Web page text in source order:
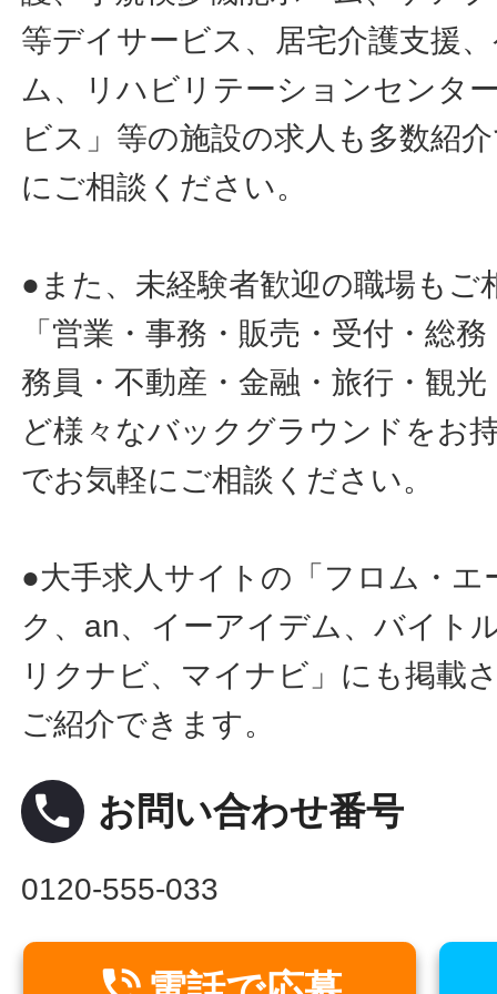
等デイサービス、居宅介護支援
ム、リハビリテーションセンタ
ビス」等の施設の求人も多数紹
にご相談ください。
●また、未経験者歓迎の職場もご
「営業・事務・販売・受付・総
務員・不動産・金融・旅行・観
ど様々なバックグラウンドをお
でお気軽にご相談ください。
●大手求人サイトの「フロム・
ク、an、イーアイデム、バイト
リクナビ、マイナビ」にも掲載
ご紹介できます。
local_phone お問い合わせ番号
0120-555-033